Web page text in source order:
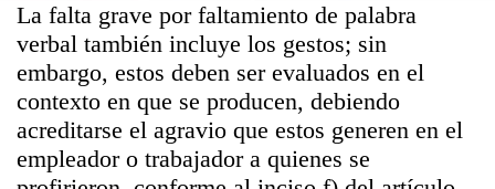
La falta grave por faltamiento de palabra
verbal también incluye los gestos; sin
embargo, estos deben ser evaluados en el
contexto en que se producen, debiendo
acreditarse el agravio que estos generen en el
empleador o trabajador a quienes se
Más Cursos